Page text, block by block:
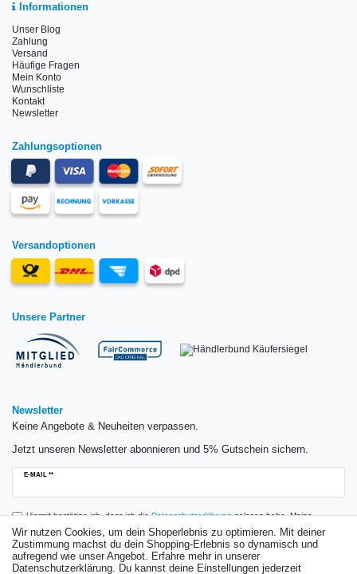
Informationen
Unser Blog
Zahlung
Versand
Häufige Fragen
Mein Konto
Wunschliste
Kontakt
Newsletter
Zahlungsoptionen
Versandoptionen
Unsere Partner
Newsletter
Keine Angebote & Neuheiten verpassen.
Jetzt unseren Newsletter abonnieren und 5% Gutschein sichern.
E-MAIL **
Newsletter
Hiermit bestätige ich, dass ich dieDaten­schutz­erklärunggelesen habe. Meine
Einwilligung kann ich jederzeit widerrufen.**
Abonnieren
Wir nutzen Cookies, um dein Shoperlebnis zu optimieren. Mit deiner
Zustimmung machst du dein Shopping-Erlebnis so dynamisch und
aufregend wie unser Angebot. Erfahre mehr in unserer
Datenschutzerklärung. Du kannst deine Einstellungen jederzeit